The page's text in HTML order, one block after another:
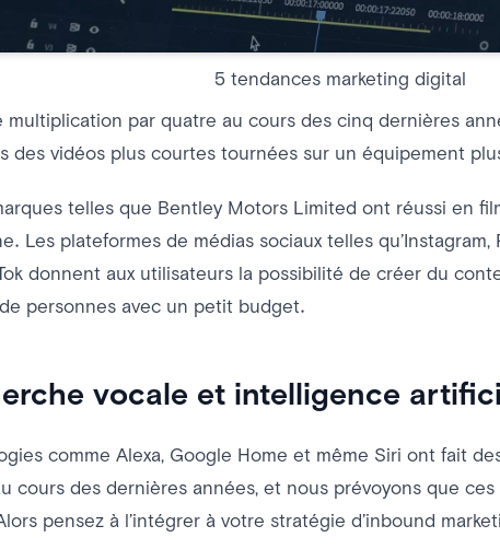
5 tendances marketing digital
multiplication par quatre au cours des cinq dernières
des vidéos plus courtes tournées sur un équipement
telles que Bentley Motors Limited ont réussi en
Les plateformes de médias sociaux telles
donnent aux utilisateurs la possibilité de créer du
personnes avec un petit budget.
vocale et intelligence
comme Alexa, Google Home et même Siri ont fait
cours des dernières années, et nous prévoyons que
pensez à l’intégrer à votre stratégie d’inbound